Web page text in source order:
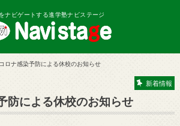
ナビゲートする進学塾ナビステージ
ロナ感染予防による休校のお知らせ
新着情報
防による休校のお知らせ